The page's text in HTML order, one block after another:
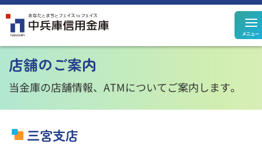
定期預金
決済性預金
規定集
店舗のご案内
当金庫の店舗情報、ATMについてご案内します。
三宮支店